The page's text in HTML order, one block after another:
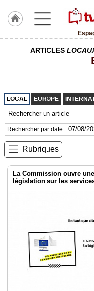
TvLocale
France
RUBRIQUES
Agenda
ARTICLES
LOCAL EUROPE
Rechercher par date :
Rubriques
La Commission ouvre
législation sur les